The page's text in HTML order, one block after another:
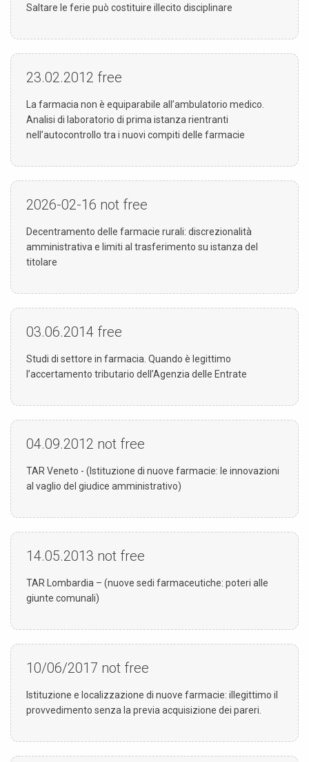
Saltare le ferie può costituire illecito disciplinare
23.02.2012 free
La farmacia non è equiparabile all’ambulatorio medico.
Analisi di laboratorio di prima istanza rientranti
nell’autocontrollo tra i nuovi compiti delle farmacie
2026-02-16 not free
Decentramento delle farmacie rurali: discrezionalità
amministrativa e limiti al trasferimento su istanza del
titolare
03.06.2014 free
Studi di settore in farmacia. Quando è legittimo
l’accertamento tributario dell’Agenzia delle Entrate
04.09.2012 not free
TAR Veneto - (Istituzione di nuove farmacie: le innovazioni
al vaglio del giudice amministrativo)
14.05.2013 not free
TAR Lombardia – (nuove sedi farmaceutiche: poteri alle
giunte comunali)
10/06/2017 not free
Istituzione e localizzazione di nuove farmacie: illegittimo il
provvedimento senza la previa acquisizione dei pareri.